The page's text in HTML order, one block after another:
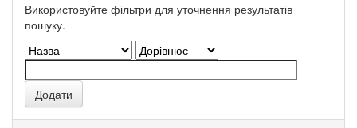
Використовуйте фільтри для уточнення результатів
пошуку.